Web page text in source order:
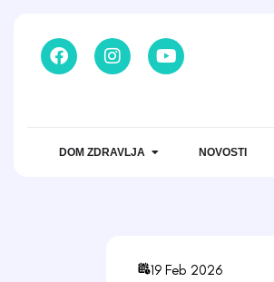
DOM ZDRAVLJA NOVOSTI
19 Feb 2026